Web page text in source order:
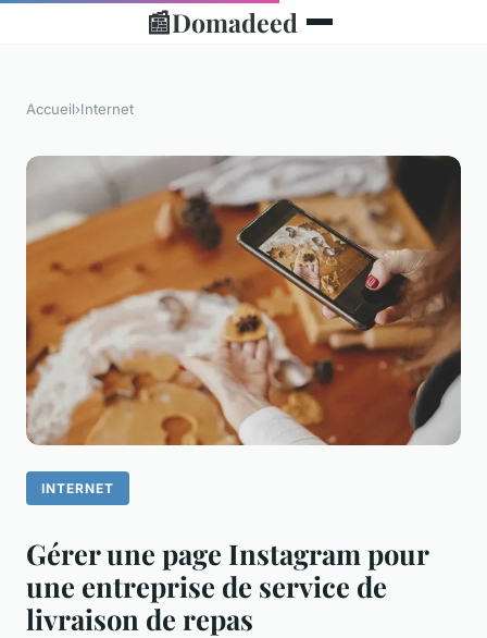
📰Domadeed
Accueil›Internet
INTERNET
Gérer une page Instagram pour
une entreprise de service de
livraison de repas